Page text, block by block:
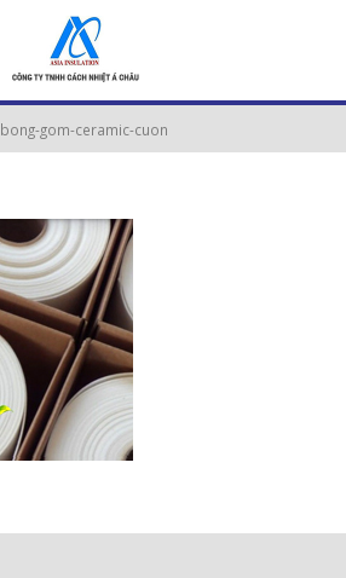
bong-gom-ceramic-cuon